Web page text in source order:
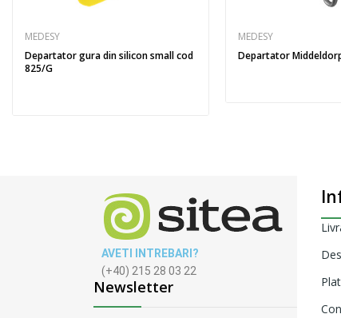
MEDESY
Departator gura din silicon small cod
825/G
MEDESY
Departator
AVETI INTREBARI?
(+40) 215 28 03 22
Newsletter